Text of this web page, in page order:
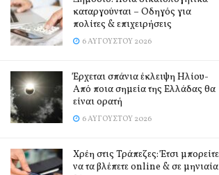
καταργούνται – Οδηγός για
πολίτες & επιχειρήσεις
6 ΑΥΓΟΎΣΤΟΥ 2026
Έρχεται σπάνια έκλειψη Ηλίου-
Από ποια σημεία της Ελλάδας θα
είναι ορατή
6 ΑΥΓΟΎΣΤΟΥ 2026
Χρέη στις Τράπεζες: Έτσι μπορείτε
να τα βλέπετε online & σε μηνιαία